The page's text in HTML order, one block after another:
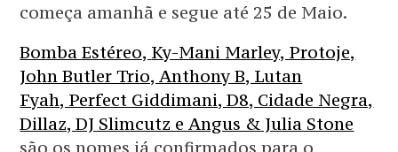
começa amanhã e segue até 25 de Maio.
Bomba Estéreo, Ky-Mani Marley, Protoje,
John Butler Trio, Anthony B, Lutan
Fyah, Perfect Giddimani, D8, Cidade Negra,
Dillaz, DJ Slimcutz e Angus & Julia Stone
são os nomes já confirmados para o